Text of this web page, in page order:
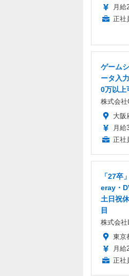
月給
正社
ゲーム
ータ入
0万以上
株式会社
大阪
月給
正社
「27卒
eray・
土日祝
目
株式会社
東京
月給
正社